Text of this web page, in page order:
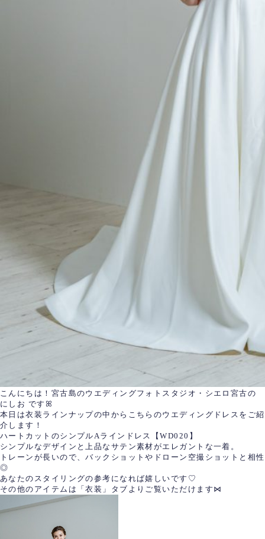
こんにちは！宮古島のウエディングフォトスタジオ・シエロ宮古の
にしお ですꕤ
本日は衣装ラインナップの中からこちらのウエディングドレスをご紹
介します！
ハートカットのシンプルAラインドレス【WD020】
シンプルなデザインと上品なサテン素材がエレガントな一着。
トレーンが長いので、バックショットやドローン空撮ショットと相性
◎
あなたのスタイリングの参考になれば嬉しいです♡
その他のアイテムは「衣装」タブよりご覧いただけます⋈